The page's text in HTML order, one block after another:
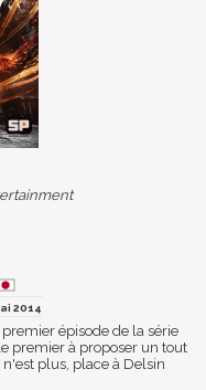
2014
épisode de la série
premier à proposer un tout
plus, place à Delsin